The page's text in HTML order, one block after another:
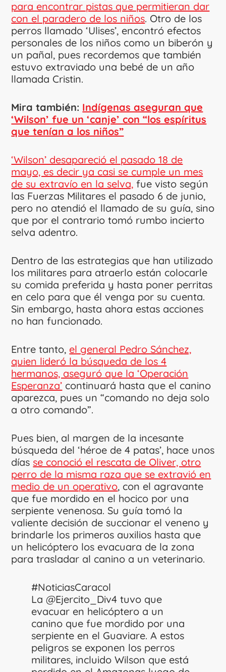
para encontrar pistas que permitieran dar
con el paradero de los niños. Otro de los
perros llamado ‘Ulises’, encontró efectos
personales de los niños como un biberón y
un pañal, pues recordemos que también
estuvo extraviado una bebé de un año
llamada Cristin.
Mira también: Indígenas aseguran que
‘Wilson’ fue un ‘canje’ con “los espíritus
que tenían a los niños”
‘Wilson’ desapareció el pasado 18 de
mayo, es decir ya casi se cumple un mes
de su extravío en la selva, fue visto según
las Fuerzas Militares el pasado 6 de junio,
pero no atendió el llamado de su guía, sino
que por el contrario tomó rumbo incierto
selva adentro.
Dentro de las estrategias que han utilizado
los militares para atraerlo están colocarle
su comida preferida y hasta poner perritas
en celo para que él venga por su cuenta.
Sin embargo, hasta ahora estas acciones
no han funcionado.
Entre tanto, el general Pedro Sánchez,
quien lideró la búsqueda de los 4
hermanos, aseguró que la ‘Operación
Esperanza’ continuará hasta que el canino
aparezca, pues un “comando no deja solo
a otro comando”.
Pues bien, al margen de la incesante
búsqueda del ‘héroe de 4 patas’, hace unos
díasse conoció el rescata de Oliver, otro
perro de la misma raza que se extravió en
medio de un operativo, con el agravante
que fue mordido en el hocico por una
serpiente venenosa. Su guía tomó la
valiente decisión de succionar el veneno y
brindarle los primeros auxilios hasta que
un helicóptero los evacuara de la zona
para trasladar al canino a un veterinario.
#NoticiasCaracol
La@Ejercito_Div4 tuvo que
evacuar en helicóptero a un
canino que fue mordido por una
serpiente en el Guaviare. A estos
peligros se exponen los perros
militares, incluido Wilson que está